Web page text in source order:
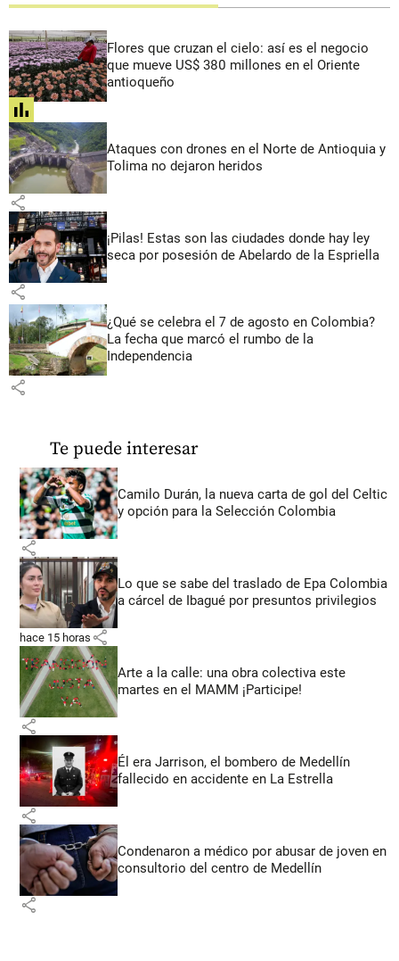
Flores que cruzan el cielo: así es el negocio
que mueve US$ 380 millones en el Oriente
antioqueño
share
Ataques con drones en el Norte de Antioquia y
Tolima no dejaron heridos
share
¡Pilas! Estas son las ciudades donde hay ley
seca por posesión de Abelardo de la Espriella
share
¿Qué se celebra el 7 de agosto en Colombia?
La fecha que marcó el rumbo de la
Independencia
share
Te puede interesar
Camilo Durán, la nueva carta de gol del Celtic
y opción para la Selección Colombia
share
Lo que se sabe del traslado de Epa Colombia
a cárcel de Ibagué por presuntos privilegios
hace 15 horas share
Arte a la calle: una obra colectiva este
martes en el MAMM ¡Participe!
share
Él era Jarrison, el bombero de Medellín
fallecido en accidente en La Estrella
share
Condenaron a médico por abusar de joven en
consultorio del centro de Medellín
share